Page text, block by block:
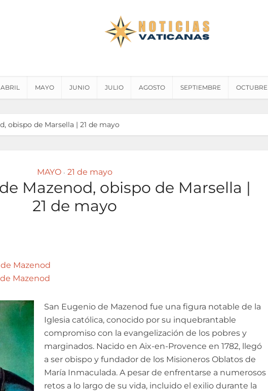
ABRIL MAYO JUNIO JULIO AGOSTO SEPTIEMBRE OCTUBRE
obispo de Marsella | 21 de mayo
MAYO • 21 de mayo
Mazenod, obispo de Marsella |
21 de mayo
Mazenod
Mazenod
San Eugenio de Mazenod fue una figura notable de la
Iglesia católica, conocido por su inquebrantable
compromiso con la evangelización de los pobres y
marginados. Nacido en Aix-en-Provence en 1782, llegó
a ser obispo y fundador de los Misioneros Oblatos de
María Inmaculada. A pesar de enfrentarse a numerosos
retos a lo largo de su vida, incluido el exilio durante la